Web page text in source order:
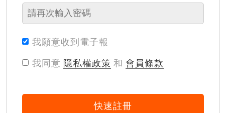
我願意收到電子報
我同意 隱私權政策 和 會員條款
快速註冊